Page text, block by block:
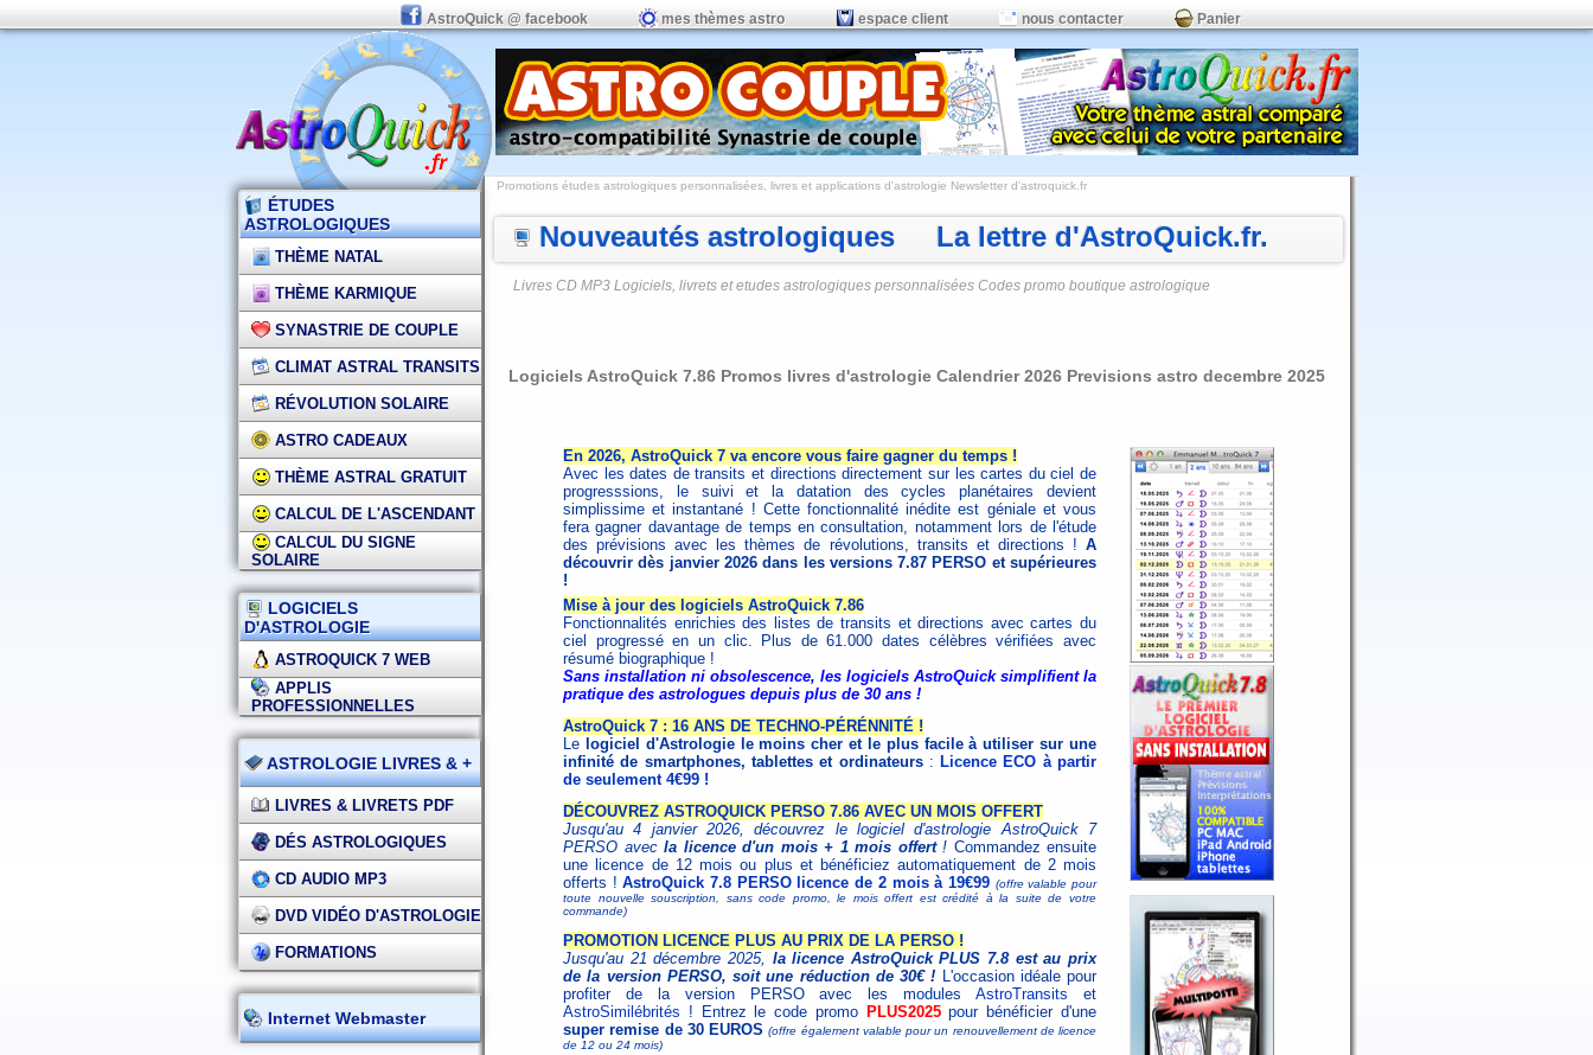
AstroQuick @ facebook mes thèmes astro espace client nous contacter Panier
ÉTUDES
ASTROLOGIQUES
THÈME NATAL
THÈME KARMIQUE
SYNASTRIE DE COUPLE
CLIMAT ASTRAL TRANSITS
RÉVOLUTION SOLAIRE
ASTRO CADEAUX
THÈME ASTRAL GRATUIT
CALCUL DE L'ASCENDANT
CALCUL DU SIGNE
SOLAIRE
LOGICIELS
D'ASTROLOGIE
ASTROQUICK 7 WEB
APPLIS
PROFESSIONNELLES
ASTROLOGIE LIVRES & +
LIVRES & LIVRETS PDF
DÉS ASTROLOGIQUES
CD AUDIO MP3
DVD VIDÉO D'ASTROLOGIE
FORMATIONS
Internet Webmaster
Promotions études astrologiques personnalisées, livres et applications d'astrologie Newsletter d'astroquick.fr
Nouveautés astrologiques La lettre d'AstroQuick.fr.
Livres CD MP3 Logiciels, livrets et etudes astrologiques personnalisées Codes promo boutique astrologique
Logiciels AstroQuick 7.86 Promos livres d'astrologie Calendrier 2026 Previsions astro decembre 2025
En 2026, AstroQuick 7 va encore vous faire gagner du temps !
Avec les dates de transits et directions directement sur les cartes du ciel de
progresssions, le suivi et la datation des cycles planétaires devient
simplissime et instantané ! Cette fonctionnalité inédite est géniale et vous
fera gagner davantage de temps en consultation, notamment lors de l'étude
des prévisions avec les thèmes de révolutions, transits et directions ! A
découvrir dès janvier 2026 dans les versions 7.87 PERSO et supérieures
!
Mise à jour des logiciels AstroQuick 7.86
Fonctionnalités enrichies des listes de transits et directions avec cartes du
ciel progressé en un clic. Plus de 61.000 dates célèbres vérifiées avec
résumé biographique !
Sans installation ni obsolescence, les logiciels AstroQuick simplifient la
pratique des astrologues depuis plus de 30 ans !
AstroQuick 7 : 16 ANS DE TECHNO-PÉRÉNNITÉ !
Le logiciel d'Astrologie le moins cher et le plus facile à utiliser sur une
infinité de smartphones, tablettes et ordinateurs: Licence ECO à partir
de seulement 4€99 !
DÉCOUVREZ ASTROQUICK PERSO 7.86 AVEC UN MOIS OFFERT
Jusqu'au 4 janvier 2026, découvrez le logiciel d'astrologie AstroQuick 7
PERSO avec la licence d'un mois + 1 mois offert! Commandez ensuite
une licence de 12 mois ou plus et bénéficiez automatiquement de 2 mois
offerts !AstroQuick 7.8 PERSO licence de 2 mois à 19€99 (offre valable pour
toute nouvelle souscription, sans code promo, le mois offert est crédité à la suite de votre
commande)
PROMOTION LICENCE PLUS AU PRIX DE LA PERSO !
Jusqu'au 21 décembre 2025, la licence AstroQuick PLUS 7.8 est au prix
de la version PERSO, soit une réduction de 30€ ! L'occasion idéale pour
profiter de la version PERSO avec les modulesAstroTransits et
AstroSimilébrités ! Entrez le code promo PLUS2025pour bénéficier d'une
super remise de 30 EUROS (offre également valable pour un renouvellement de licence
de 12 ou 24 mois)